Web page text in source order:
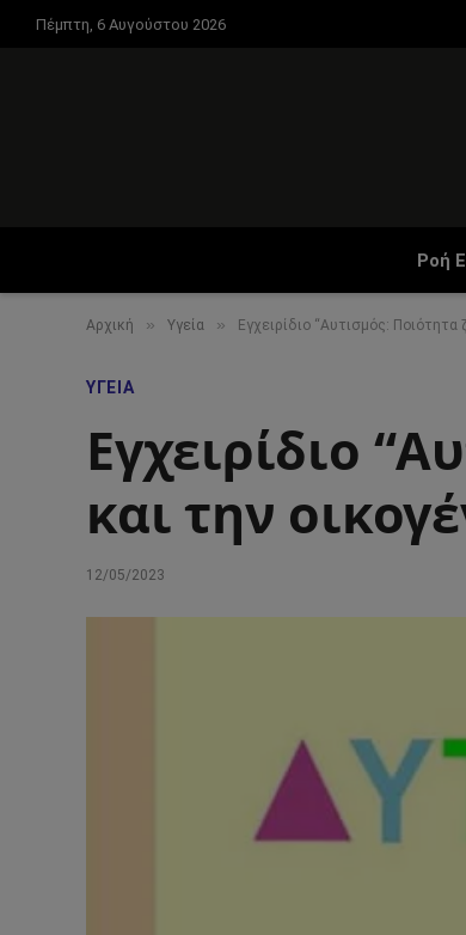
Πέμπτη, 6 Αυγούστου 2026
Ροή
Αρχική » Υγεία » Eγχειρίδιο “Aυτισμός:
ΥΓΕΊΑ
Eγχειρίδιο
και την
12/05/2023